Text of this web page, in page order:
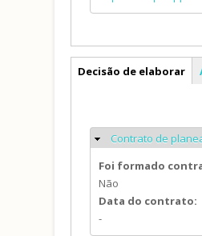
PDM
Decisão de elaborar
Ocultar
Contrato de
Foi formado
Não
Data do contrato:
-